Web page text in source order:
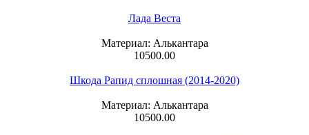
Лада Веста
Материал: Алькантара
10500.00
Шкода Рапид сплошная (2014-2020)
Материал: Алькантара
10500.00